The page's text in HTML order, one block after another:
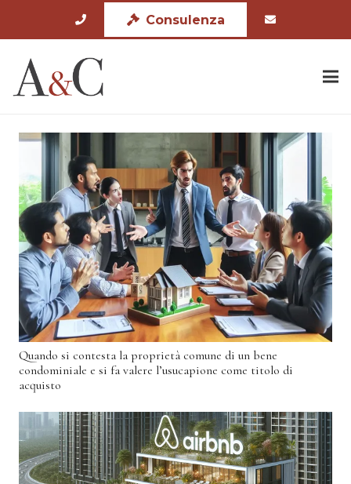
Consulenza
Quando si contesta la proprietà comune di un bene
condominiale e si fa valere l’usucapione come titolo di
acquisto